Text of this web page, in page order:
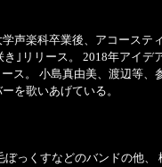
声楽科卒業後、アコーステ
｣リリース。 2018年アイデ
ス。 小島真由美、渡辺等、
を歌いあげている。
っくすなどのバンドの他、